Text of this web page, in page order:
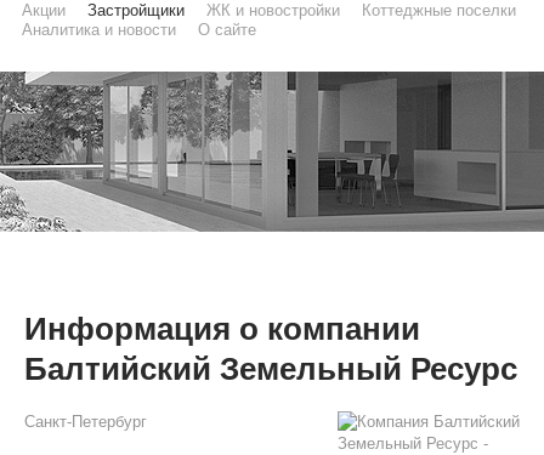
Акции Застройщики ЖК и новостройки
Коттеджные поселки
Аналитика и новости
О сайте
Информация о компании
Балтийский Земельный Ресурс
Санкт-Петербург